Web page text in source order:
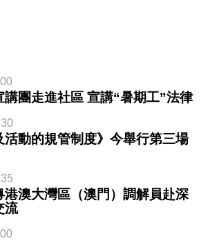
講團走進社區 宣講“暑期工”法律
活動的規管制度》今舉行第三場
港澳大灣區（澳門）調解員赴深
流